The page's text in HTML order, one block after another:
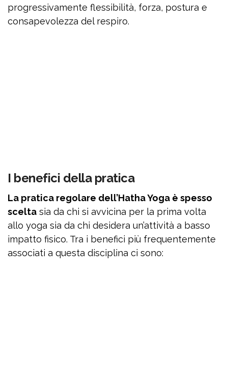
progressivamente flessibilità, forza, postura e
consapevolezza del respiro.
I benefici della pratica
La pratica regolare dell’Hatha Yoga è spesso
scelta sia da chi si avvicina per la prima volta
allo yoga sia da chi desidera un’attività a basso
impatto fisico. Tra i benefici più frequentemente
associati a questa disciplina ci sono: